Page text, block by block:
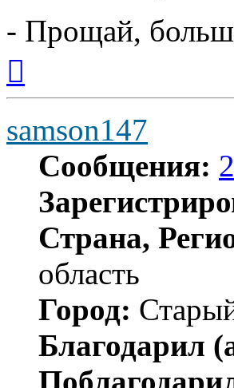
- Прощай,
началу
samson147
Сообщения:
Страна,
область
Город:
Благодарил